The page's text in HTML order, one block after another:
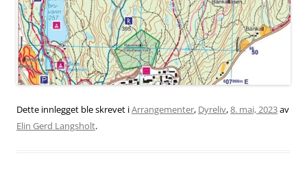
Dette innlegget ble skrevet iArrangementer, Dyreliv,8. mai, 2023av
Elin Gerd Langsholt.